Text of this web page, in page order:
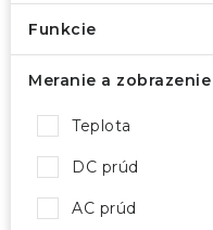
Funkcie
Meranie a zobrazenie
Teplota
DC prúd
AC prúd